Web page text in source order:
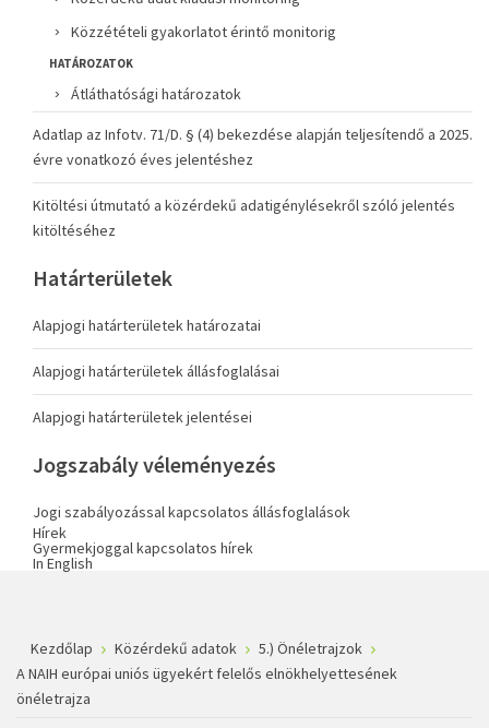
Közzétételi gyakorlatot érintő monitorig
HATÁROZATOK
Átláthatósági határozatok
Adatlap az Infotv. 71/D. § (4) bekezdése alapján teljesítendő a 2025.
évre vonatkozó éves jelentéshez
Kitöltési útmutató a közérdekű adatigénylésekről szóló jelentés
kitöltéséhez
Határterületek
Alapjogi határterületek határozatai
Alapjogi határterületek állásfoglalásai
Alapjogi határterületek jelentései
Jogszabály véleményezés
Jogi szabályozással kapcsolatos állásfoglalások
Hírek
Gyermekjoggal kapcsolatos hírek
In English
Kezdőlap Közérdekű adatok
5.) Önéletrajzok
A NAIH európai uniós ügyekért felelős elnökhelyettesének
önéletrajza